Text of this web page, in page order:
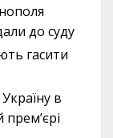
до суду
гасити
в